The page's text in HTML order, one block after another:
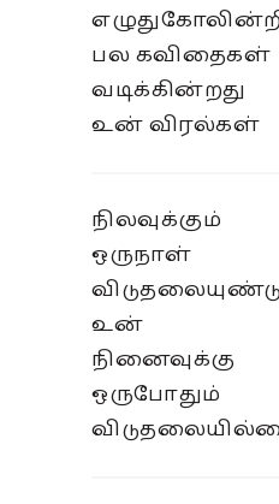
பல கவிதைகள்
வடிக்கின்றது
உன் விரல்கள்
நிலவுக்கும்
ஒருநாள்
விடுதலையுண்டு
உன்
நினைவுக்கு
ஒருபோதும்